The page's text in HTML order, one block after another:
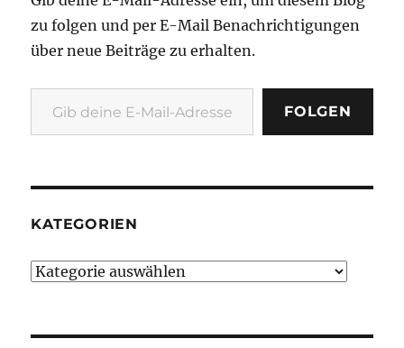
zu folgen und per E-Mail Benachrichtigungen
über neue Beiträge zu erhalten.
Gib deine E-Mail-Adresse ein ...
FOLGEN
KATEGORIEN
Kategorien